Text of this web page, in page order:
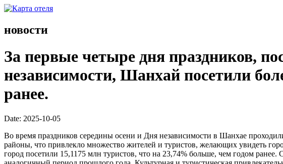
новости
За первые четыре дня праздников,
независимости, Шанхай посетили
ранее.
Date: 2025-10-05
Во время праздников середины осени и Дня независимости в Шанхае
районы, что привлекло множество жителей и туристов, желающих увидеть
город посетили 15,1175 млн туристов, что на 23,74% больше, чем годом